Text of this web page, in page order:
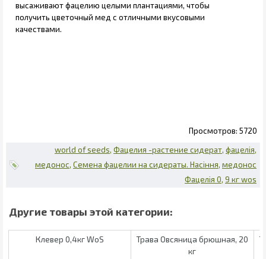
высаживают фацелию целыми плантациями, чтобы
получить цветочный мед с отличными вкусовыми
качествами.
5720
world of seeds Фацелия -растение сидерат фацелія
медонос Семена фацелии на сидераты. Насіння медонос
Фацелія 0 9 кг wos
Клевер 0,4кг WoS
Трава Овсяница брюшная, 20
кг